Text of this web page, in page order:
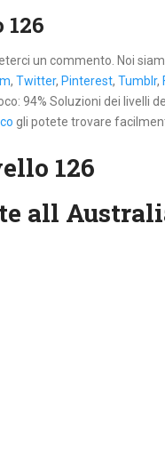
un commento. Noi
, Twitter, Pinterest, Tumblr,
94% Soluzioni dei livelli
gli potete trovare
126
all